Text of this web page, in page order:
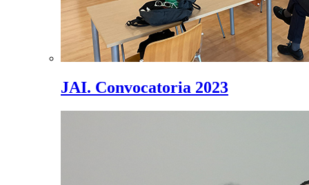
JAI. Convocatoria 2023